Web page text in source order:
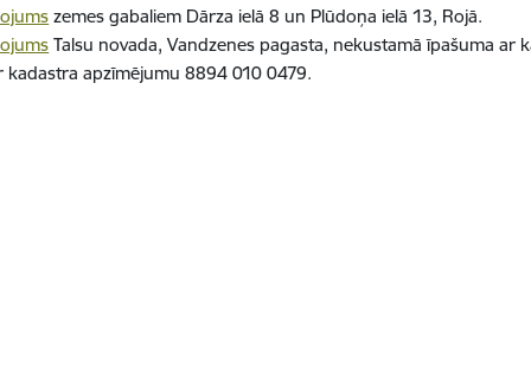
zemes gabaliem Dārza ielā 8 un Plūdoņa ielā 13, Rojā.
Talsu novada, Vandzenes pagasta, nekustamā īpašuma ar
kadastra apzīmējumu 8894 010 0479.